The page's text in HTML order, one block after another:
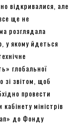
відкривалися, але
ще не
розглядала
у якому йдеться
глобальної
зі звітом, щоб
провести
міністрів
до Фонду